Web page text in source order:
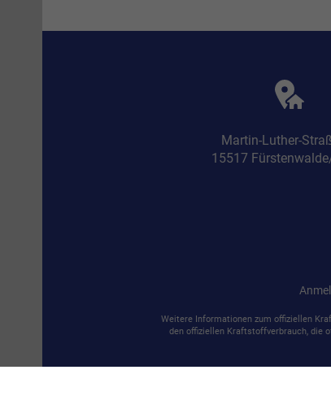
Martin-Luther-
15517
Weitere Informationen zum offiziellen
den offiziellen Kraftstoffverbrauch, die